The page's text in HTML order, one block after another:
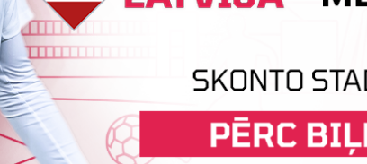
Vārtus guva Anastasija Poļuhoviča